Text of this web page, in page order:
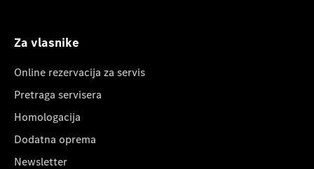
Za vlasnike
Online rezervacija za servis
Pretraga servisera
Homologacija
Dodatna oprema
Newsletter